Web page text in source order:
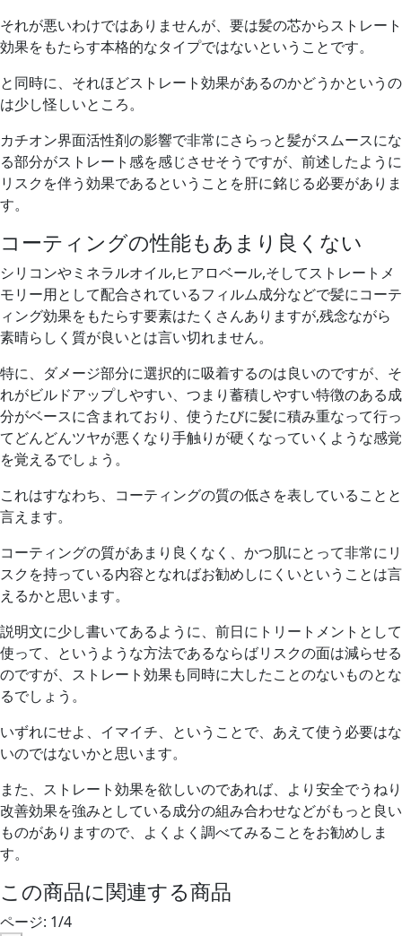
それが悪いわけではありませんが、要は髪の芯からストレート
効果をもたらす本格的なタイプではないということです。
と同時に、それほどストレート効果があるのかどうかというの
は少し怪しいところ。
カチオン界面活性剤の影響で非常にさらっと髪がスムースにな
る部分がストレート感を感じさせそうですが、 前述したように
リスクを伴う効果であるということを肝に銘じる必要がありま
す。
コーティングの性能もあまり良くない
シリコンやミネラルオイル,ヒアロベール,そしてストレートメ
モリー用として配合されているフィルム成分などで髪にコーテ
ィング効果をもたらす要素はたくさんありますが,残念ながら
素晴らしく質が良いとは言い切れません。
特に、ダメージ部分に選択的に吸着するのは良いのですが、 そ
れがビルドアップしやすい、つまり蓄積しやすい特徴のある成
分がベースに含まれており、使うたびに髪に積み重なって行っ
てどんどんツヤが悪くなり手触りが硬くなっていくような感覚
を覚えるでしょう。
これはすなわち、コーティングの質の低さを表していることと
言えます。
コーティングの質があまり良くなく、かつ肌にとって非常にリ
スクを持っている内容となればお勧めしにくいということは言
えるかと思います。
説明文に少し書いてあるように、前日にトリートメントとして
使って、というような方法であるならばリスクの面は減らせる
のですが、ストレート効果も同時に大したことのないものとな
るでしょう。
いずれにせよ、イマイチ、ということで、あえて使う必要はな
いのではないかと思います。
また、ストレート効果を欲しいのであれば、より安全でうねり
改善効果を強みとしている成分の組み合わせなどがもっと良い
ものがありますので、よくよく調べてみることをお勧めしま
す。
この商品に関連する商品
ページ: 1/4